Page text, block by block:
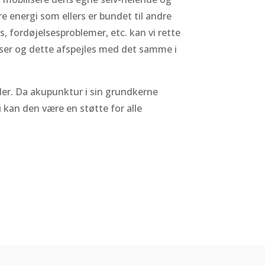
energi som ellers er bundet til andre
fordøjelsesproblemer, etc. kan vi rette
og dette afspejles med det samme i
Da akupunktur i sin grundkerne
kan den være en støtte for alle